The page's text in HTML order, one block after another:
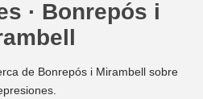
· Bonrepós i
de Bonrepós i Mirambell sobre